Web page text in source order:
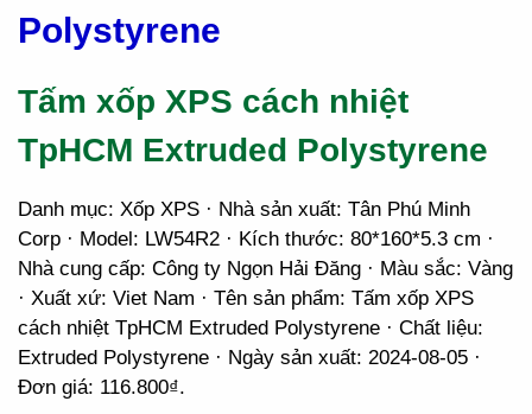
Polystyrene
Tấm xốp XPS cách nhiệt
TpHCM Extruded Polystyrene
Danh mục: Xốp XPS · Nhà sản xuất: Tân Phú Minh
Corp · Model: LW54R2 · Kích thước: 80*160*5.3 cm ·
Nhà cung cấp: Công ty Ngọn Hải Đăng · Màu sắc: Vàng
· Xuất xứ: Viet Nam · Tên sản phẩm: Tấm xốp XPS
cách nhiệt TpHCM Extruded Polystyrene · Chất liệu:
Extruded Polystyrene · Ngày sản xuất: 2024-08-05 ·
Đơn giá: 116.800₫.